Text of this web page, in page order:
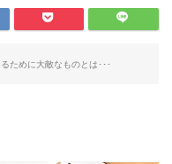
ために大敵なものとは･･･